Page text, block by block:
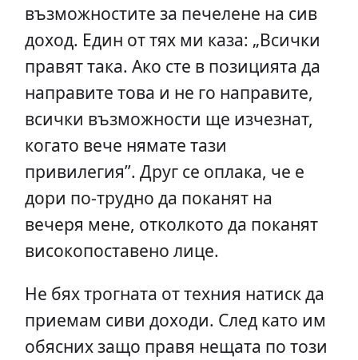
възможностите за печелене на сив
доход. Един от тях ми каза: „Всички
правят така. Ако сте в позицията да
направите това и не го направите,
всички възможности ще изчезнат,
когато вече нямате тази
привилегия”. Друг се оплака, че е
дори по-трудно да поканят на
вечеря мене, отколкото да поканят
високопоставено лице.
Не бях трогната от техния натиск да
приемам сиви доходи. След като им
обясних защо правя нещата по този